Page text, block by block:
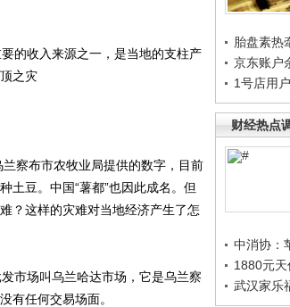
胎盘素热
京东账户
1号店用
财经热点
中消协：
1880元
武汉家乐
的收入来源之一，是当地的支柱产
之灾
察布市农牧业局提供的数字，目前
土豆。中国“薯都”也因此成名。但
？这样的灾难对当地经济产生了怎
市场叫乌兰哈达市场，它是乌兰察
有任何交易场面。